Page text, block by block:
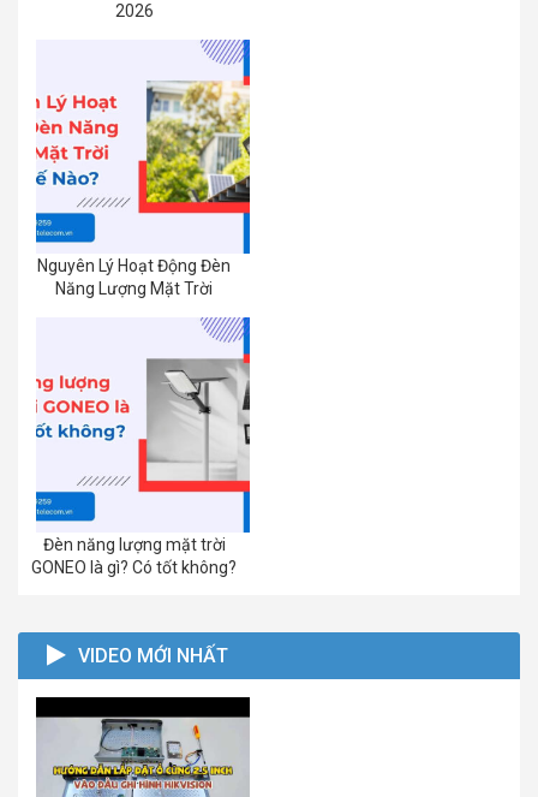
2026
Nguyên Lý Hoạt Động Đèn
Năng Lượng Mặt Trời
Đèn năng lượng mặt trời
GONEO là gì? Có tốt không?
VIDEO MỚI NHẤT